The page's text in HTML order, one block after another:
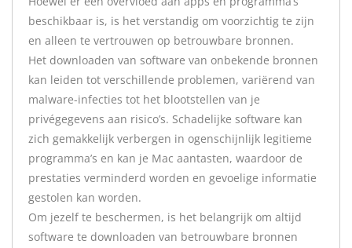
beschikbaar is, is het verstandig om voorzichtig te zijn
en alleen te vertrouwen op betrouwbare bronnen.
Het downloaden van software van onbekende bronnen
kan leiden tot verschillende problemen, variërend van
malware-infecties tot het blootstellen van je
privégegevens aan risico’s. Schadelijke software kan
zich gemakkelijk verbergen in ogenschijnlijk legitieme
programma’s en kan je Mac aantasten, waardoor de
prestaties verminderd worden en gevoelige informatie
gestolen kan worden.
Om jezelf te beschermen, is het belangrijk om altijd
software te downloaden van betrouwbare bronnen